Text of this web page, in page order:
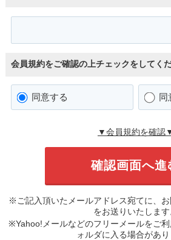
会員規約をご確認の上チェックをしてく
同意する 同
▼会員規約を確認
※ご記入頂いたメールアドレス宛てに、
をお送りいたします
※Yahoo!メールなどのフリーメールをご
ォルダに入る場合があり